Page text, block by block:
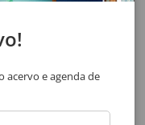
VIA WHATSAPP
acervo e agenda de